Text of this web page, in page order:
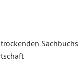
Sachbuchs